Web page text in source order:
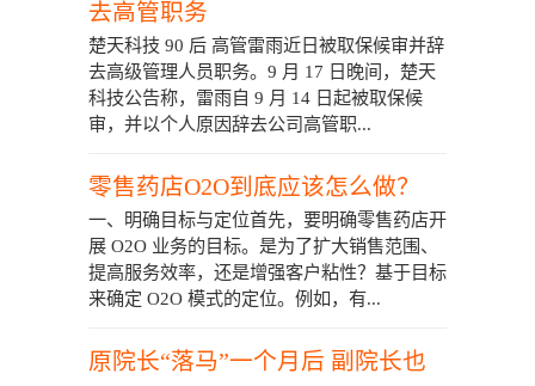
去高管职务
楚天科技 90 后 高管雷雨近日被取保候审并辞
去高级管理人员职务。9 月 17 日晚间，楚天
科技公告称，雷雨自 9 月 14 日起被取保候
审，并以个人原因辞去公司高管职...
零售药店O2O到底应该怎么做？
一、明确目标与定位首先，要明确零售药店开
展 O2O 业务的目标。是为了扩大销售范围、
提高服务效率，还是增强客户粘性？基于目标
来确定 O2O 模式的定位。例如，有...
原院长“落马”一个月后 副院长也